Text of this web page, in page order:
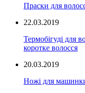
Праски для
22.03.2019
Термобігуді для
коротке волосся
20.03.2019
Ножі для